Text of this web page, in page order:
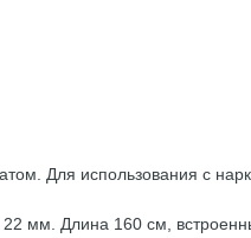
Для использования с
мм. Длина 160 см,